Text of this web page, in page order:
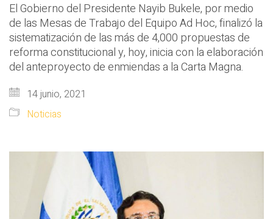
El Gobierno del Presidente Nayib Bukele, por medio
de las Mesas de Trabajo del Equipo Ad Hoc, finalizó la
sistematización de las más de 4,000 propuestas de
reforma constitucional y, hoy, inicia con la elaboración
del anteproyecto de enmiendas a la Carta Magna.
14 junio, 2021
Noticias